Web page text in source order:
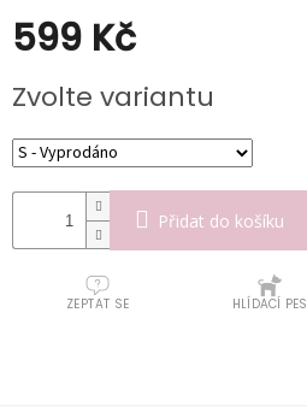
599 Kč
cena:
Zvolte variantu
Přidat do košíku
ZEPTAT SE HLÍDACÍ PES